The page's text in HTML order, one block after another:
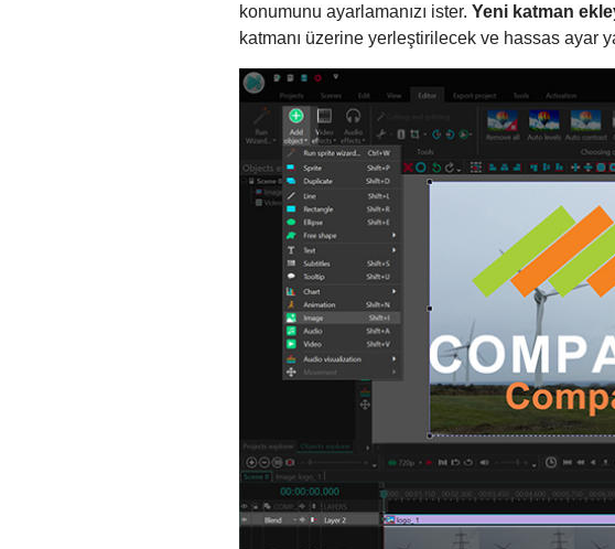
konumunu ayarlamanızı ister. Yeni katman
katmanı üzerine yerleştirilecek ve hassas ayar